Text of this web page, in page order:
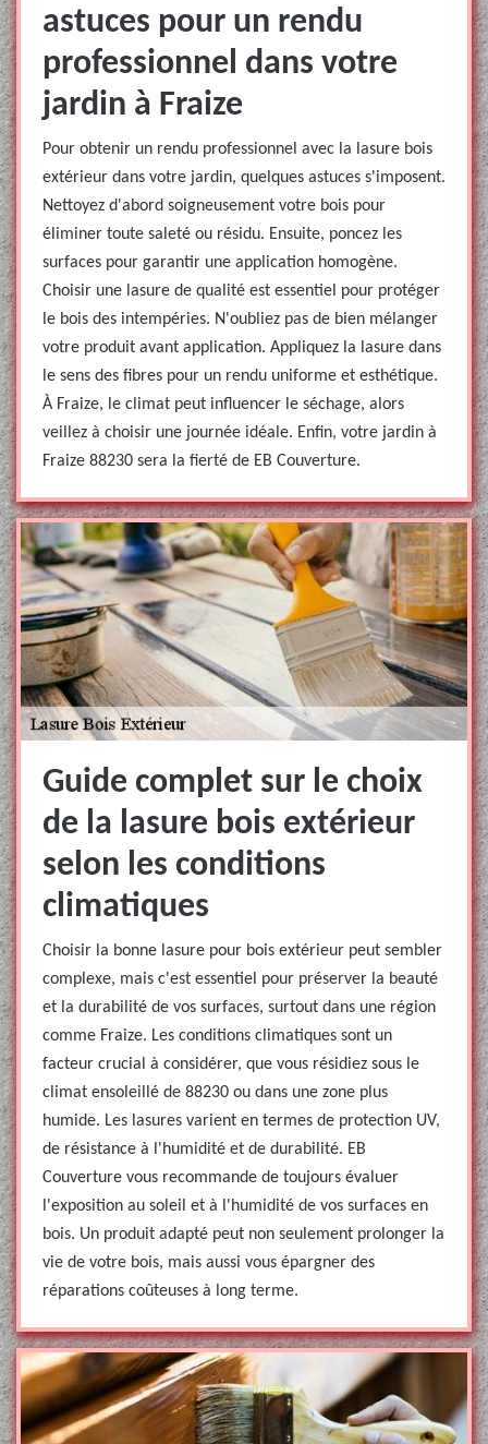
astuces pour un rendu
professionnel dans votre
jardin à Fraize
Pour obtenir un rendu professionnel avec la lasure bois
extérieur dans votre jardin, quelques astuces s'imposent.
Nettoyez d'abord soigneusement votre bois pour
éliminer toute saleté ou résidu. Ensuite, poncez les
surfaces pour garantir une application homogène.
Choisir une lasure de qualité est essentiel pour protéger
le bois des intempéries. N'oubliez pas de bien mélanger
votre produit avant application. Appliquez la lasure dans
le sens des fibres pour un rendu uniforme et esthétique.
À Fraize, le climat peut influencer le séchage, alors
veillez à choisir une journée idéale. Enfin, votre jardin à
Fraize 88230 sera la fierté de EB Couverture.
Guide complet sur le choix
de la lasure bois extérieur
selon les conditions
climatiques
Choisir la bonne lasure pour bois extérieur peut sembler
complexe, mais c'est essentiel pour préserver la beauté
et la durabilité de vos surfaces, surtout dans une région
comme Fraize. Les conditions climatiques sont un
facteur crucial à considérer, que vous résidiez sous le
climat ensoleillé de 88230 ou dans une zone plus
humide. Les lasures varient en termes de protection UV,
de résistance à l'humidité et de durabilité. EB
Couverture vous recommande de toujours évaluer
l'exposition au soleil et à l'humidité de vos surfaces en
bois. Un produit adapté peut non seulement prolonger la
vie de votre bois, mais aussi vous épargner des
réparations coûteuses à long terme.